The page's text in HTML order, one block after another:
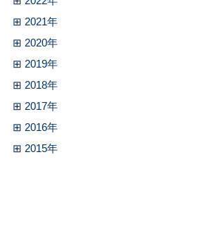
⊞ 2021年
⊞ 2020年
⊞ 2019年
⊞ 2018年
⊞ 2017年
⊞ 2016年
⊞ 2015年